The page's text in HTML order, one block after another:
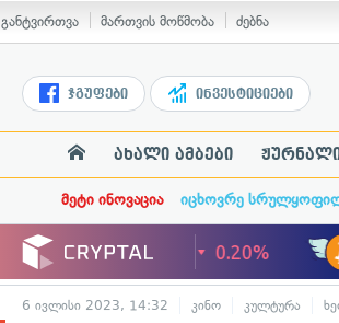
განტვირთვა მართვის მოწმობა ძებნა
ჯგუფები ინვესტიციები
ახალი ამბები
მეტი ინოვაცია იცხოვრე
6 ივლისი 2023, 14:32 კინო კულტურა